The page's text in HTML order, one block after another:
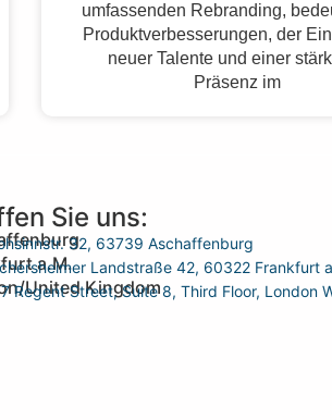
umfassenden Rebranding,
Produktverbesserungen, der
neuer Talente und einer
Präsenz im
Sie uns:
32, 63739 Aschaffenburg
a.M. Landstraße 42, 60322 Frankfurt
United Kingdom
Regent Street, Suite 8, Third Floor, London